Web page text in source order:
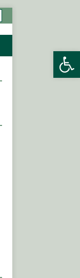
Werkzeugleiste öffnen